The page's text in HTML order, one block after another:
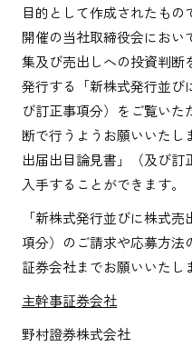
目的として作成されたもの
開催の当社取締役会にお
集及び売出しへの投資判断
発行する「新株式発行並び
び訂正事項分）をご覧い
断で行うようお願いいたし
出届出目論見書」（及び訂
入手することができます。
「新株式発行並びに株式
項分）のご請求や応募方法
証券会社までお願いいたし
主幹事証券会社
野村證券株式会社